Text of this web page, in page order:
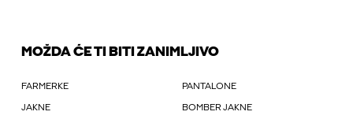
MOŽDA ĆE TI BITI ZANIMLJIVO
FARMERKE PANTALONE
JAKNE BOMBER JAKNE